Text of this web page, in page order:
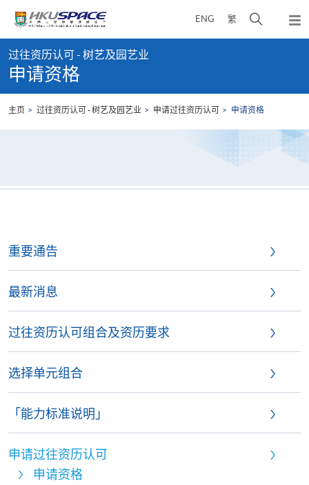
content
ENG 繁
开
面
弹
出
content
start
过往资历认可 - 树艺及园艺业
申请资格
主页 过往资历认可 - 树艺及园艺业 申请过往资历认可 申请资格
重要通告
最新消息
过往资历认可组合及资历要求
选择单元组合
「能力标准说明」
申请过往资历认可
申请资格